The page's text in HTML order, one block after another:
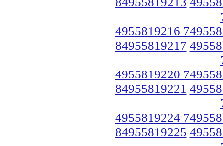
4955819216
84955819217
4955819220
84955819221
4955819224
84955819225